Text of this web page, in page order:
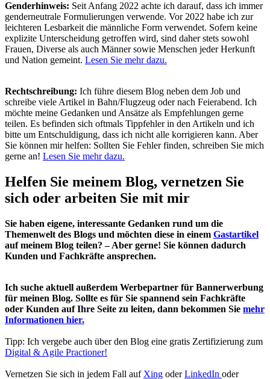
Genderhinweis: Seit Anfang 2022 achte ich darauf, dass ich immer
genderneutrale Formulierungen verwende. Vor 2022 habe ich zur
leichteren Lesbarkeit die männliche Form verwendet. Sofern keine
explizite Unterscheidung getroffen wird, sind daher stets sowohl
Frauen, Diverse als auch Männer sowie Menschen jeder Herkunft
und Nation gemeint. Lesen Sie mehr dazu.
Rechtschreibung: Ich führe diesem Blog neben dem Job und
schreibe viele Artikel in Bahn/Flugzeug oder nach Feierabend. Ich
möchte meine Gedanken und Ansätze als Empfehlungen gerne
teilen. Es befinden sich oftmals Tippfehler in den Artikeln und ich
bitte um Entschuldigung, dass ich nicht alle korrigieren kann. Aber
Sie können mir helfen: Sollten Sie Fehler finden, schreiben Sie mich
gerne an! Lesen Sie mehr dazu.
Helfen Sie meinem Blog, vernetzen Sie
sich oder arbeiten Sie mit mir
Sie haben eigene, interessante Gedanken rund um die
Themenwelt des Blogs und möchten diese in einem Gastartikel
auf meinem Blog teilen? – Aber gerne! Sie können dadurch
Kunden und Fachkräfte ansprechen.
Ich suche aktuell außerdem Werbepartner für Bannerwerbung
für meinen Blog. Sollte es für Sie spannend sein Fachkräfte
oder Kunden auf Ihre Seite zu leiten, dann bekommen Sie mehr
Informationen hier.
Tipp: Ich vergebe auch über den Blog eine gratis Zertifizierung zum
Digital & Agile Practioner!
Vernetzen Sie sich in jedem Fall auf Xing oderLinkedIn oder